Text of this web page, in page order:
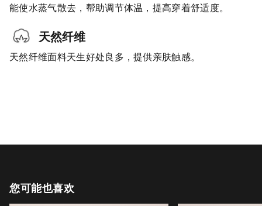
能使水蒸气散去，帮助调节体温，提高穿着舒适度。
天然纤维
天然纤维面料天生好处良多，提供亲肤触感。
您可能也喜欢